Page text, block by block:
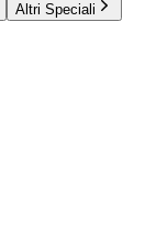
Altri Speciali